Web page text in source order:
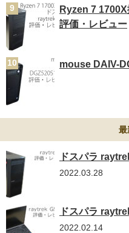
Ryzen 7
評価・レビュー
mouse DAIV-
最
ドスパラ
2022.03.28
ドスパラ
2022.02.14